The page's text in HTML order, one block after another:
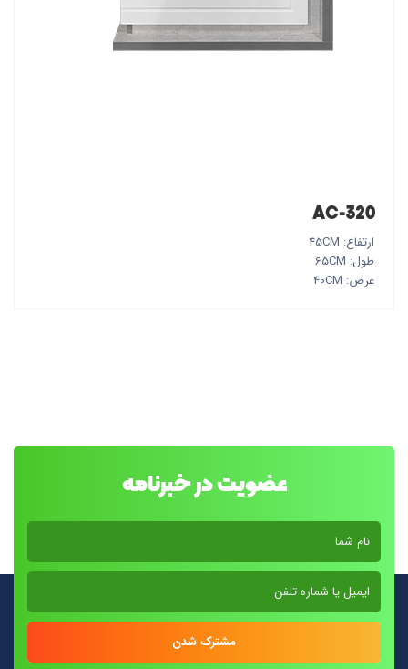
AC-320
ارتفاع: 45CM
طول: 65CM
عرض: 40CM
عضویت در خبرنامه
مشترک شدن